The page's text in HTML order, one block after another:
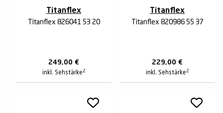
Titanflex
Titanflex 826041 53 20
249,00 €
inkl. Sehstärke 2
Titanflex
Titanflex 820986 55 37
229,00 €
inkl. Sehstärke 2